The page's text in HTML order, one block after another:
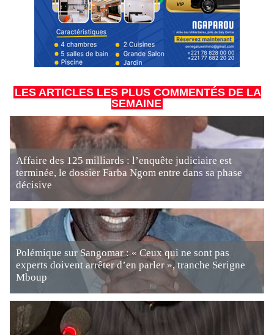
LES ARTICLES LES PLUS COMMENTÉS DE LA
SEMAINE
Affaire des 125 milliards : l’enquête judiciaire est
terminée, le dossier Farba Ngom entre dans sa phase
décisive
Polémique sur Sangomar : « Ceux qui ne sont pas
experts doivent arrêter d’en parler », tranche Serigne
Mboup